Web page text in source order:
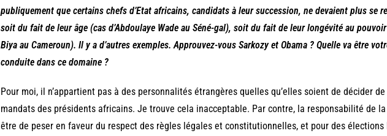
publiquement que certains chefs d’Etat africains, candidats à leur succession, ne devaient plus se
soit du fait de leur âge (cas d’Abdoulaye Wade au Séné-gal), soit du fait de leur longévité au
Biya au Cameroun). Il y a d’autres exemples. Approuvez-vous Sarkozy et Obama ? Quelle va être
conduite dans ce domaine ?
Pour moi, il n’appartient pas à des personnalités étrangères quelles qu’elles soient de décider
mandats des présidents africains. Je trouve cela inacceptable. Par contre, la responsabilité de
être de peser en faveur du respect des règles légales et constitutionnelles, et pour des